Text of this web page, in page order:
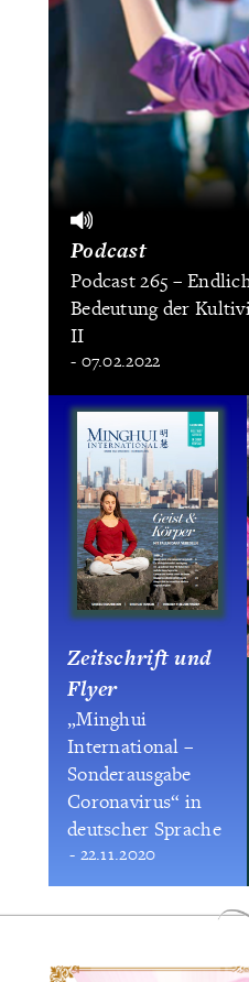
Podcast
Podcast 265 –
Bedeutung der
II
- 07.02.2022
Zeitschrift und
Flyer
„Minghui
International –
Sonderausgabe
Coronavirus“ in
deutscher Sprache
- 22.11.2020